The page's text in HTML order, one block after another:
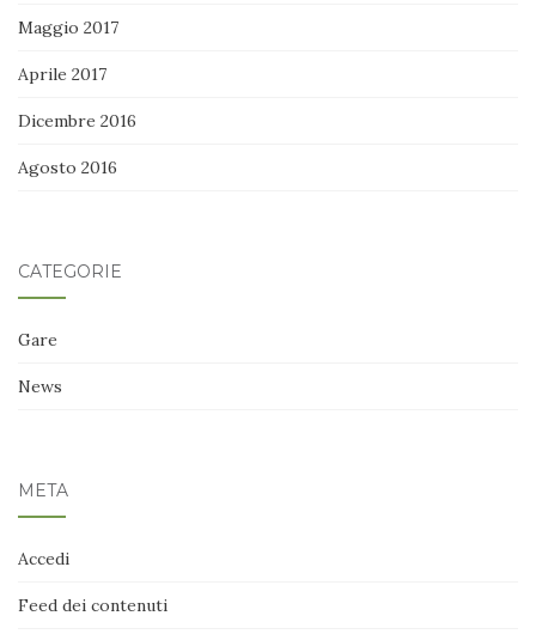
Maggio 2017
Aprile 2017
Dicembre 2016
Agosto 2016
CATEGORIE
Gare
News
META
Accedi
Feed dei contenuti